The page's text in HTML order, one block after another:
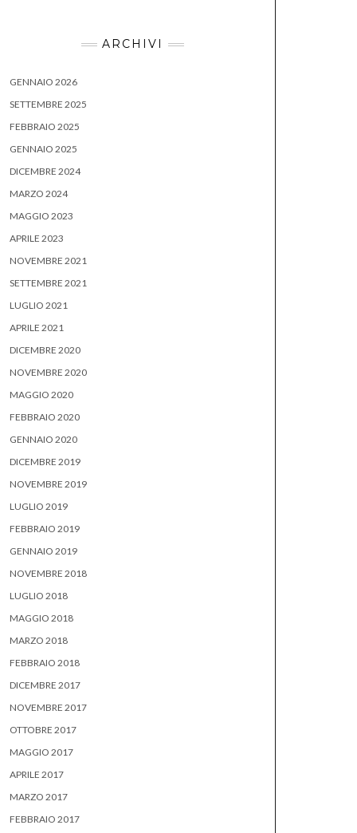
ARCHIVI
GENNAIO 2026
SETTEMBRE 2025
FEBBRAIO 2025
GENNAIO 2025
DICEMBRE 2024
MARZO 2024
MAGGIO 2023
APRILE 2023
NOVEMBRE 2021
SETTEMBRE 2021
LUGLIO 2021
APRILE 2021
DICEMBRE 2020
NOVEMBRE 2020
MAGGIO 2020
FEBBRAIO 2020
GENNAIO 2020
DICEMBRE 2019
NOVEMBRE 2019
LUGLIO 2019
FEBBRAIO 2019
GENNAIO 2019
NOVEMBRE 2018
LUGLIO 2018
MAGGIO 2018
MARZO 2018
FEBBRAIO 2018
DICEMBRE 2017
NOVEMBRE 2017
OTTOBRE 2017
MAGGIO 2017
APRILE 2017
MARZO 2017
FEBBRAIO 2017